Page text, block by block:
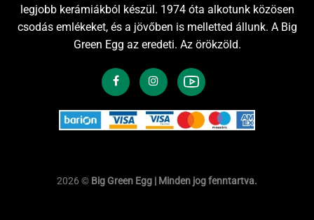
legjobb kerámiákból készül. 1974 óta alkotunk közösen
csodás emlékeket, és a jövőben is melletted állunk. A Big
Green Egg az eredeti. Az örökzöld.
2026 © Big Green Egg | Minden jog fenntartva.